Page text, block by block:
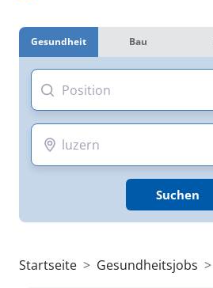
Gesundheit Bau
Suchen
Startseite Gesundheitsjobs